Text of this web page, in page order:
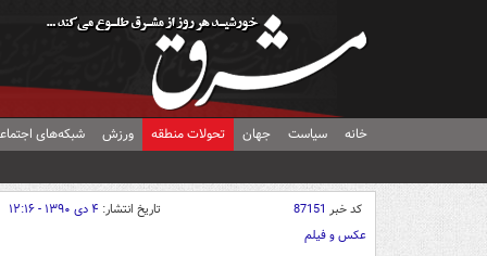
خانه سیاست جهان تحولات منطقه ورزش شبکه‌های
کد خبر 87151 تاریخ انتشار: ۴ دی ۱۳۹۰ - ۱۲:۱۶
عکس و فیلم